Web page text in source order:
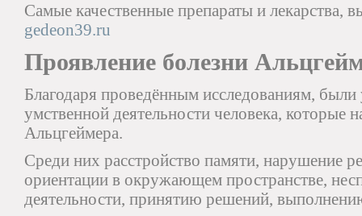
Самые качественные препараты и лекарства,
gedeon39.ru
Проявление болезни
Благодаря проведённым исследованиям,
умственной деятельности человека, которые
Альцгеймера.
Среди них расстройство памяти, нарушение
ориентации в окружающем пространстве,
деятельности, принятию решений,